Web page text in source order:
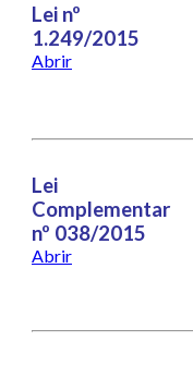
Lei nº
1.249/2015
Abrir
Lei
Complementar
nº 038/2015
Abrir